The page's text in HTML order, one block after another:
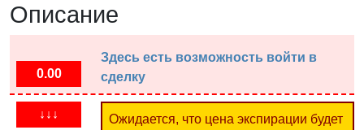
Описание
0.00
Здесь есть возможность войти в
сделку
↓↓↓
Ожидается, что цена экспирации будет